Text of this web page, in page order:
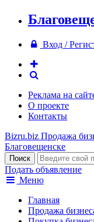
Вход /
Реклама на
О проекте
Контакты
Bizru.biz Продажа
Благовещенске
Подать объявление
Меню
Главная
Продажа